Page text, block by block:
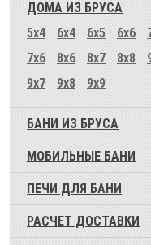
ДОМА ИЗ БРУСА
5x4
6x4 6x5 6x6
7x6
8x6 8x7 8x8
9x7
9x8 9x9
БАНИ ИЗ БРУСА
МОБИЛЬНЫЕ БАНИ
ПЕЧИ ДЛЯ БАНИ
РАСЧЕТ ДОСТАВКИ